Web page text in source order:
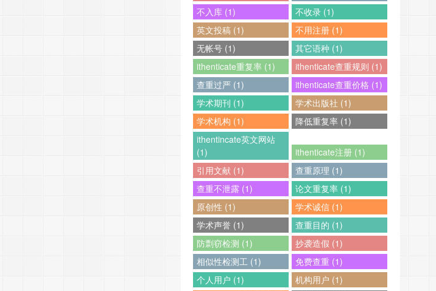
不入库 (1)
不收录 (1)
英文投稿 (1)
不用注册 (1)
无帐号 (1)
其它语种 (1)
ithenticate重复率 (1)
ithenticate查重规则 (1)
查重过严 (1)
ithenticate查重价格 (1)
学术期刊 (1)
学术出版社 (1)
学术机构 (1)
降低重复率 (1)
ithentincate英文网站
(1)
ithenticate注册 (1)
引用文献 (1)
查重原理 (1)
查重不泄露 (1)
论文重复率 (1)
原创性 (1)
学术诚信 (1)
学术声誉 (1)
查重目的 (1)
防剽窃检测 (1)
抄袭造假 (1)
相似性检测工 (1)
免费查重 (1)
个人用户 (1)
机构用户 (1)